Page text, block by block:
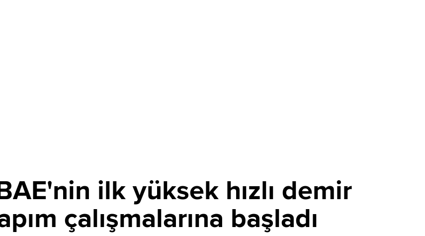
ilk yüksek hızlı demir
çalışmalarına başladı